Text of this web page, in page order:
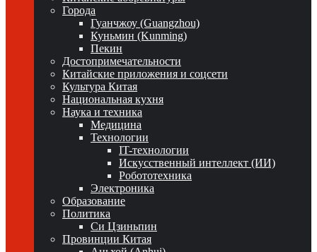
Города
Гуанчжоу (Guangzhou)
Куньмин (Kunming)
Пекин
Достопримечательности
Китайские приложения и соцсети
Культура Китая
Национальная кухня
Наука и техника
Медицина
Технологии
IT-технологии
Искусственный интеллект (ИИ)
Робототехника
Электроника
Образование
Политика
Си Цзиньпин
Провинции Китая